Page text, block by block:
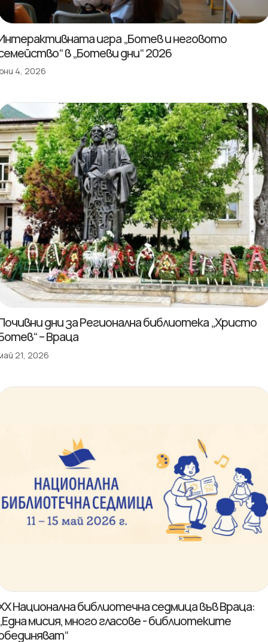
игра „Ботев и неговото
в „Ботеви дни“ 2026
4, 2026
дни за Регионална библиотека „Христо
– Враца
21, 2026
Национална библиотечна седмица във Враца:
мисия, много гласове - библиотеките